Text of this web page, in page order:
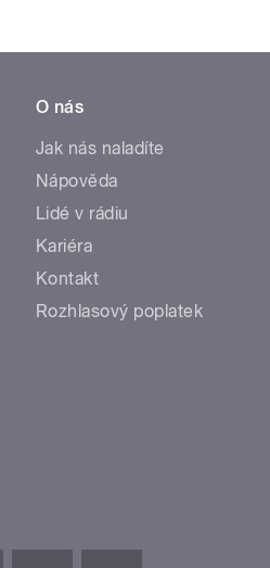
O nás
Jak nás naladíte
Nápověda
Lidé v rádiu
Kariéra
Kontakt
Rozhlasový poplatek